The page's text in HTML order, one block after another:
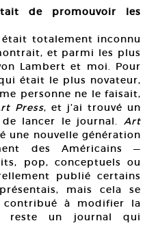
de promouvoir les
était totalement inconnu
et parmi les plus
Lambert et moi. Pour
était le plus novateur,
personne ne le faisait,
Press, et j’ai trouvé un
lancer le journal. Art
une nouvelle génération
des Américains —
pop, conceptuels ou
publié certains
mais cela se
à modifier la
reste un journal qui